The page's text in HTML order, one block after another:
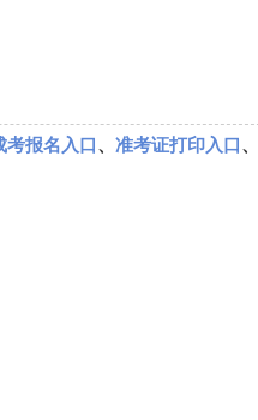
考报名入口、 准考证打印入口、